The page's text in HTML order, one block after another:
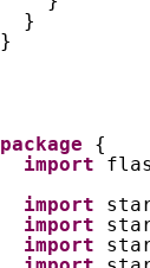
}
}
package
{
import
import
import
import